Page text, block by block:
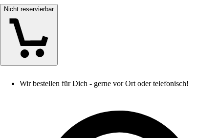
Nicht reservierbar
Wir bestellen für Dich - gerne vor Ort oder telefonisch!